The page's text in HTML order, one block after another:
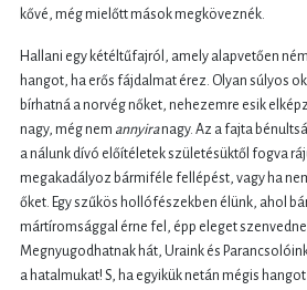
kővé, még mielőtt mások megköveznék.
Hallani egy kétéltűfajról, amely alapvetően
hangot, ha erős fájdalmat érez. Olyan súlyos
bírhatná a norvég nőket, nehezemre esik
nagy, még nem annyiranagy. Az a fajta
a nálunk dívó előítéletek születésüktől fogva
megakadályoz bármiféle fellépést, vagy ha
őket. Egy szűkös hollófészekben élünk, ahol
mártíromsággal érne fel, épp eleget
Megnyugodhatnak hát, Uraink és
a hatalmukat! S, ha egyikük netán mégis